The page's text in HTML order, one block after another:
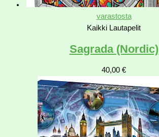
varastosta
Kaikki Lautapelit
Sagrada (Nordic)
40,00 €